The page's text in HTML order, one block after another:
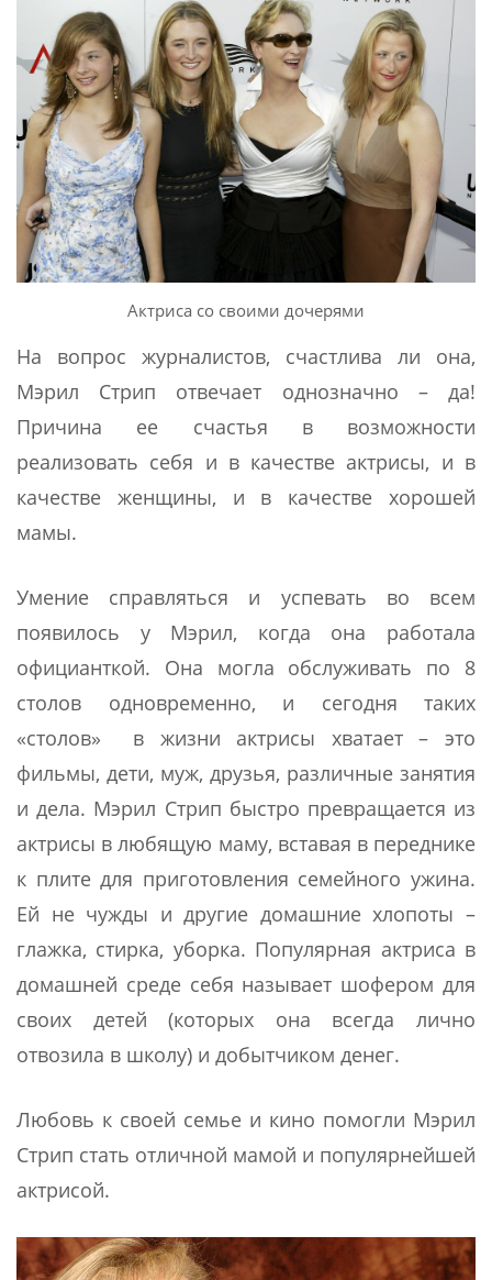
Актриса со своими дочерями
На вопрос журналистов, счастлива ли она,
Мэрил Стрип отвечает однозначно – да!
Причина ее счастья в возможности
реализовать себя и в качестве актрисы, и в
качестве женщины, и в качестве хорошей
мамы.
Умение справляться и успевать во всем
появилось у Мэрил, когда она работала
официанткой. Она могла обслуживать по 8
столов одновременно, и сегодня таких
«столов» в жизни актрисы хватает – это
фильмы, дети, муж, друзья, различные занятия
и дела. Мэрил Стрип быстро превращается из
актрисы в любящую маму, вставая в переднике
к плите для приготовления семейного ужина.
Ей не чужды и другие домашние хлопоты –
глажка, стирка, уборка. Популярная актриса в
домашней среде себя называет шофером для
своих детей (которых она всегда лично
отвозила в школу) и добытчиком денег.
Любовь к своей семье и кино помогли Мэрил
Стрип стать отличной мамой и популярнейшей
актрисой.